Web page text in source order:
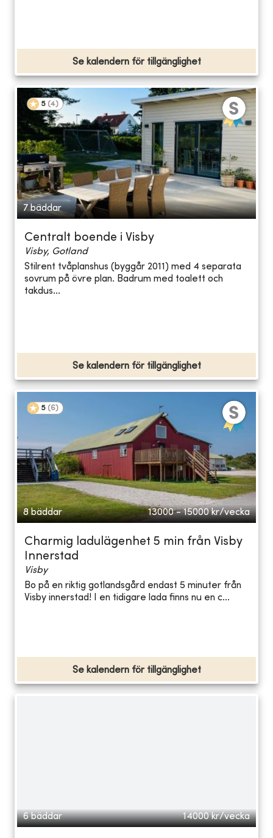
Se kalendern för tillgänglighet
5 (4)
7 bäddar
Centralt boende i Visby
Visby, Gotland
Stilrent tvåplanshus (byggår 2011) med 4 separata
sovrum på övre plan. Badrum med toalett och
takdus...
Se kalendern för tillgänglighet
5 (6)
8 bäddar 13000 - 15000 kr/vecka
Charmig ladulägenhet 5 min från Visby
Innerstad
Visby
Bo på en riktig gotlandsgård endast 5 minuter från
Visby innerstad! I en tidigare lada finns nu en c...
Se kalendern för tillgänglighet
6 bäddar 14000 kr/vecka